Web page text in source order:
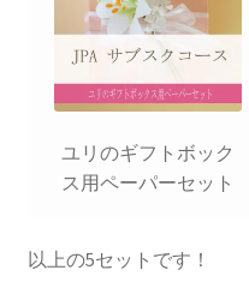
ユリのギフトボック
ス用ペーパーセット
以上の5セットです！